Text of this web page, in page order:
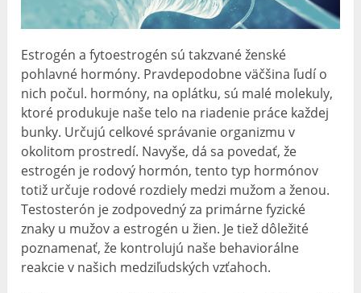
Estrogén a fytoestrogén sú takzvané ženské
pohlavné hormóny. Pravdepodobne väčšina ľudí o
nich počul. hormóny, na oplátku, sú malé molekuly,
ktoré produkuje naše telo na riadenie práce každej
bunky. Určujú celkové správanie organizmu v
okolitom prostredí. Navyše, dá sa povedať, že
estrogén je rodový hormón, tento typ hormónov
totiž určuje rodové rozdiely medzi mužom a ženou.
Testosterón je zodpovedný za primárne fyzické
znaky u mužov a estrogén u žien. Je tiež dôležité
poznamenať, že kontrolujú naše behaviorálne
reakcie v našich medziľudských vzťahoch.